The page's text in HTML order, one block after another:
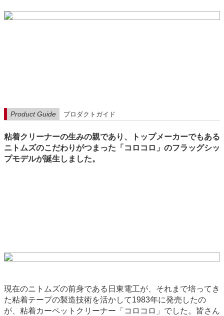
Product Guide プロダクトガイド
粘着クリーナーの生みの親であり、トップメーカーでもある
ニトムズのこだわりがつまった「コロコロ」のフラッグシッ
プモデルが誕生しました。
現在のニトムズの前身である日東電工が、それまで培ってき
た粘着テープの製造技術を活かして1983年に発売したの
が、粘着カーペットクリーナー「コロコロ」でした。皆さん